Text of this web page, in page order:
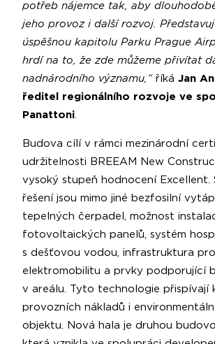
potřeb nájemce tak, aby
jeho provoz i další rozvoj.
úspěšnou kapitolu Parku Prague
hrdí na to, že zde můžeme přivítat
nadnárodního významu,“ říká Jan
ředitel regionálního rozvoje ve
Panattoni.
Budova cílí v rámci mezinárodní
udržitelnosti BREEAM New
vysoký stupeň hodnocení Excellent.
řešení jsou mimo jiné bezfosilní
tepelných čerpadel, možnost
fotovoltaických panelů, systém
s dešťovou vodou, infrastruktura pro
elektromobilitu a prvky podporující
v areálu. Tyto technologie přispívají
provozních nákladů i
objektu. Nová hala je druhou